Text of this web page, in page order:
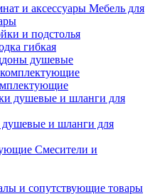
Мебель для
и подстолья
гибкая
душевые
и шланги для
Смесители и